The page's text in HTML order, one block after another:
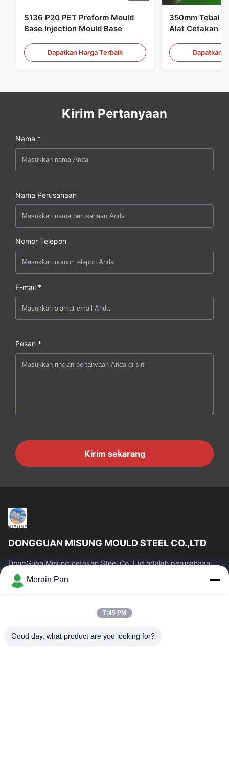
S136 P20 PET Preform Mould
Base Injection Mould Base
Dapatkan Harga Terbaik
350mm Tebal
Alat Cetakan
Dapatkan
Kirim Pertanyaan
Nama *
Nama Perusahaan
Nomor Telepon
E-mail *
Pesan *
Kirim sekarang
DONGGUAN MISUNG MOULD STEEL CO.,LTD
DongGuan Misung cetakan Steel Co, Ltd adalah perusahaan
terkemuka pasokan baja mati plastik, baja kerja panas, baja
kerja dingin, baja struktural...
Tautan Cepat
Produk
Tampilan VR
Tentang Kami
Merain Pan
7:45 PM
Good day, what product are you looking for?